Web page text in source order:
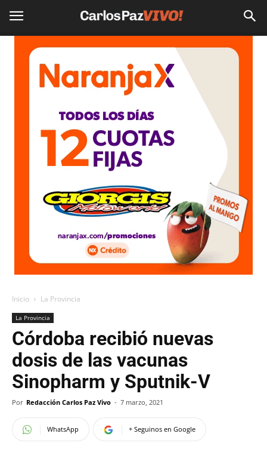
Inicio La Provincia
La Provincia
Córdoba recibió nuevas
dosis de las vacunas
Sinopharm y Sputnik-V
Por Redacción Carlos Paz Vivo - 7 marzo, 2021
WhatsApp + Seguinos en Google